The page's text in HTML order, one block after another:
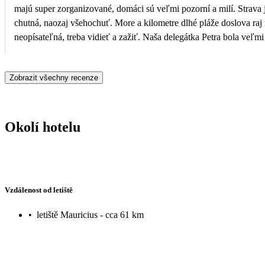
majú super zorganizované, domáci sú veľmi pozorní a milí. Strava je rôznorodá a veľmi
chutná, naozaj všehochuť. More a kilometre dlhé pláže doslova raj na zemi. Scenéria
neopísateľná, treba vidieť a zažiť. Naša delegátka Petra bola veľmi
Zobrazit všechny recenze
Okolí hotelu
Vzdálenost od letiště
• letiště Mauricius - cca 61 km